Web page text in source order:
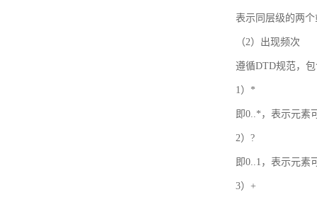
表示同层级的两
（2）出现频次
遵循DTD规范，
1）*
即0..*，表示元素
2）?
即0..1，表示元素
3）+